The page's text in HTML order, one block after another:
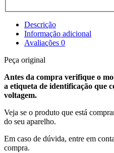
Descrição
Informação adicional
Avaliações 0
Peça original
Antes da compra verifique o
a etiqueta de identificação que
voltagem.
Veja se o produto que está
do seu aparelho.
Em caso de dúvida, entre em
compra.